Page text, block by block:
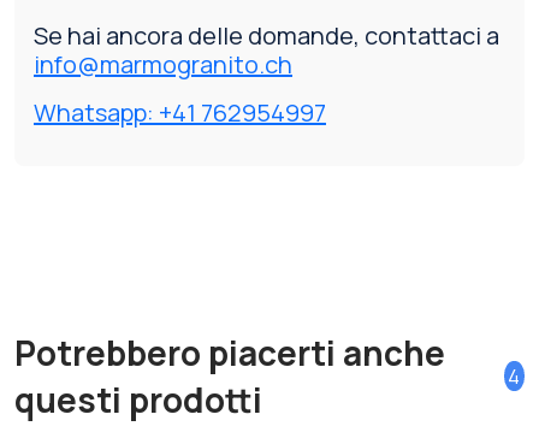
Se hai ancora delle domande, contattaci a
info@marmogranito.ch
Whatsapp: +41 762954997
Potrebbero piacerti anche
questi prodotti
4